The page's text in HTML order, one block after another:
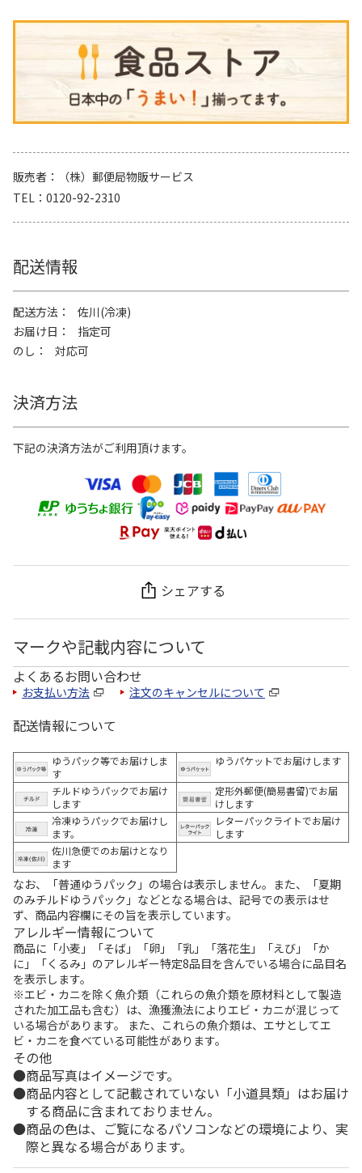
販売者
（株）郵便局物販サービス
TEL
0120-92-2310
配送情報
配送方法
佐川(冷凍)
お届け日
指定可
のし
対応可
決済方法
下記の決済方法がご利用頂けます。
シェアする
マークや記載内容について
よくあるお問い合わせ
お支払い方法 注文のキャンセルについて
配送情報について
ゆうパック等でお届けしま
す
ゆうパケットでお届けします
チルドゆうパックでお届け
します
定形外郵便(簡易書留)でお届
けします
冷凍ゆうパックでお届けし
ます。
レターパックライトでお届け
します
佐川急便でのお届けとなり
ます
なお、「普通ゆうパック」の場合は表示しません。また、「夏期
のみチルドゆうパック」などとなる場合は、記号での表示はせ
ず、商品内容欄にその旨を表示しています。
アレルギー情報について
商品に「小麦」「そば」「卵」「乳」「落花生」「えび」「か
に」「くるみ」のアレルギー特定8品目を含んでいる場合に品目名
を表示します。
※エビ・カニを除く魚介類（これらの魚介類を原材料として製造
された加工品も含む）は、漁獲漁法によりエビ・カニが混じって
いる場合があります。 また、これらの魚介類は、エサとしてエ
ビ・カニを食べている可能性があります。
その他
商品写真はイメージです。
商品内容として記載されていない「小道具類」はお届け
する商品に含まれておりません。
商品の色は、ご覧になるパソコンなどの環境により、実
際と異なる場合があります。